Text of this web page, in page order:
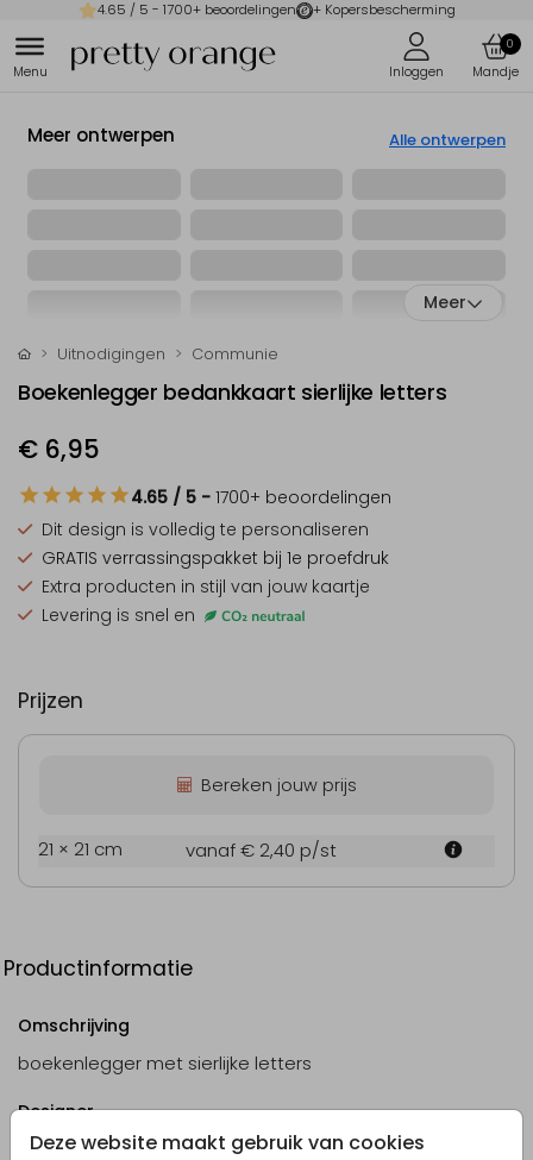
4.65 / 5 - 1700+ beoordelingen + Kopersbescherming
0
Deze website maakt gebruik van cookies
Meer ontwerpen Alle ontwerpen
Meer
Uitnodigingen Communie
Boekenlegger bedankkaart sierlijke letters
€ 6,95
4.65 / 5 - 1700+ beoordelingen
Dit design is volledig te personaliseren
GRATIS verrassingspakket bij 1e proefdruk
Extra producten in stijl van jouw kaartje
Levering is snel en
Prijzen
Bereken jouw prijs
21 × 21 cm vanaf € 2,40 p/st
Productinformatie
Omschrijving
boekenlegger met sierlijke letters
Designer
Pretty Orange